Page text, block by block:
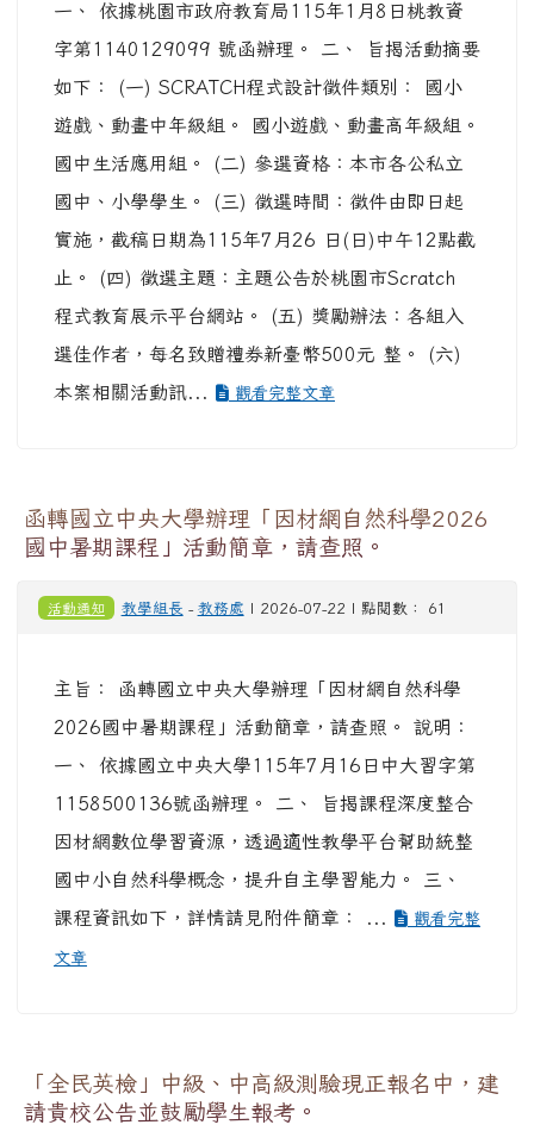
一、 依據桃園市政府教育局115年1月8日桃教資
字第1140129099 號函辦理。 二、 旨揭活動摘要
如下： (一) SCRATCH程式設計徵件類別： 國小
遊戲、動畫中年級組。 國小遊戲、動畫高年級組。
國中生活應用組。 (二) 參選資格：本市各公私立
國中、小學學生。 (三) 徵選時間：徵件由即日起
實施，截稿日期為115年7月26 日(日)中午12點截
止。 (四) 徵選主題：主題公告於桃園市Scratch
程式教育展示平台網站。 (五) 獎勵辦法：各組入
選佳作者，每名致贈禮券新臺幣500元 整。 (六)
本案相關活動訊...
觀看完整文章
函轉國立中央大學辦理「因材網自然科學2026
國中暑期課程」活動簡章，請查照。
活動通知 教學組長 - 教務處 | 2026-07-22 | 點閱數： 61
主旨： 函轉國立中央大學辦理「因材網自然科學
2026國中暑期課程」活動簡章，請查照。 說明：
一、 依據國立中央大學115年7月16日中大習字第
1158500136號函辦理。 二、 旨揭課程深度整合
因材網數位學習資源，透過適性教學平台幫助統整
國中小自然科學概念，提升自主學習能力。 三、
課程資訊如下，詳情請見附件簡章： ...
觀看完整
文章
「全民英檢」中級、中高級測驗現正報名中，建
請貴校公告並鼓勵學生報考。